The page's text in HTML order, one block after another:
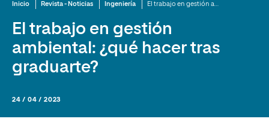
Inicio Revista - Noticias Ingeniería
El trabajo en gestión
ambiental: ¿qué hacer tras
graduarte?
24 / 04 / 2023